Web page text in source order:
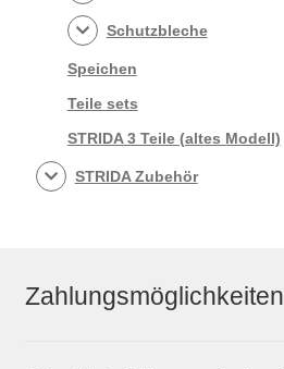
Schutzbleche
Speichen
Teile sets
STRIDA 3 Teile (altes Modell)
STRIDA Zubehör
Zahlungsmöglichkeiten